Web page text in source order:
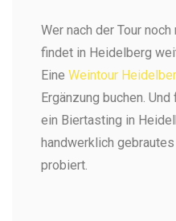
Wer nach der Tour
findet in Heidelberg
Eine Weintour
Ergänzung buchen.
ein Biertasting in
handwerklich
probiert.